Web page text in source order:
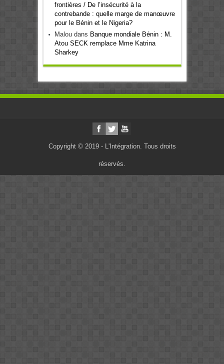
frontières / De l’insécurité à la
contrebande : quelle marge de manœuvre
pour le Bénin et le Nigeria?
Maloudans Banque mondiale Bénin : M.
Atou SECK remplace Mme Katrina
Sharkey
Copyright © 2019 - L'Intégration. Tous droits
réservés.